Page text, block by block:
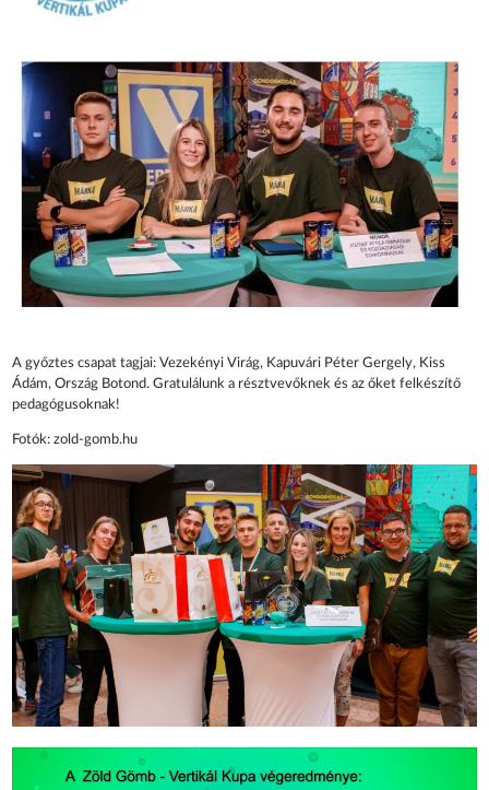
A győztes csapat tagjai: Vezekényi Virág, Kapuvári Péter Gergely, Kiss
Ádám, Ország Botond. Gratulálunk a résztvevőknek és az őket felkészítő
pedagógusoknak!
Fotók: zold-gomb.hu